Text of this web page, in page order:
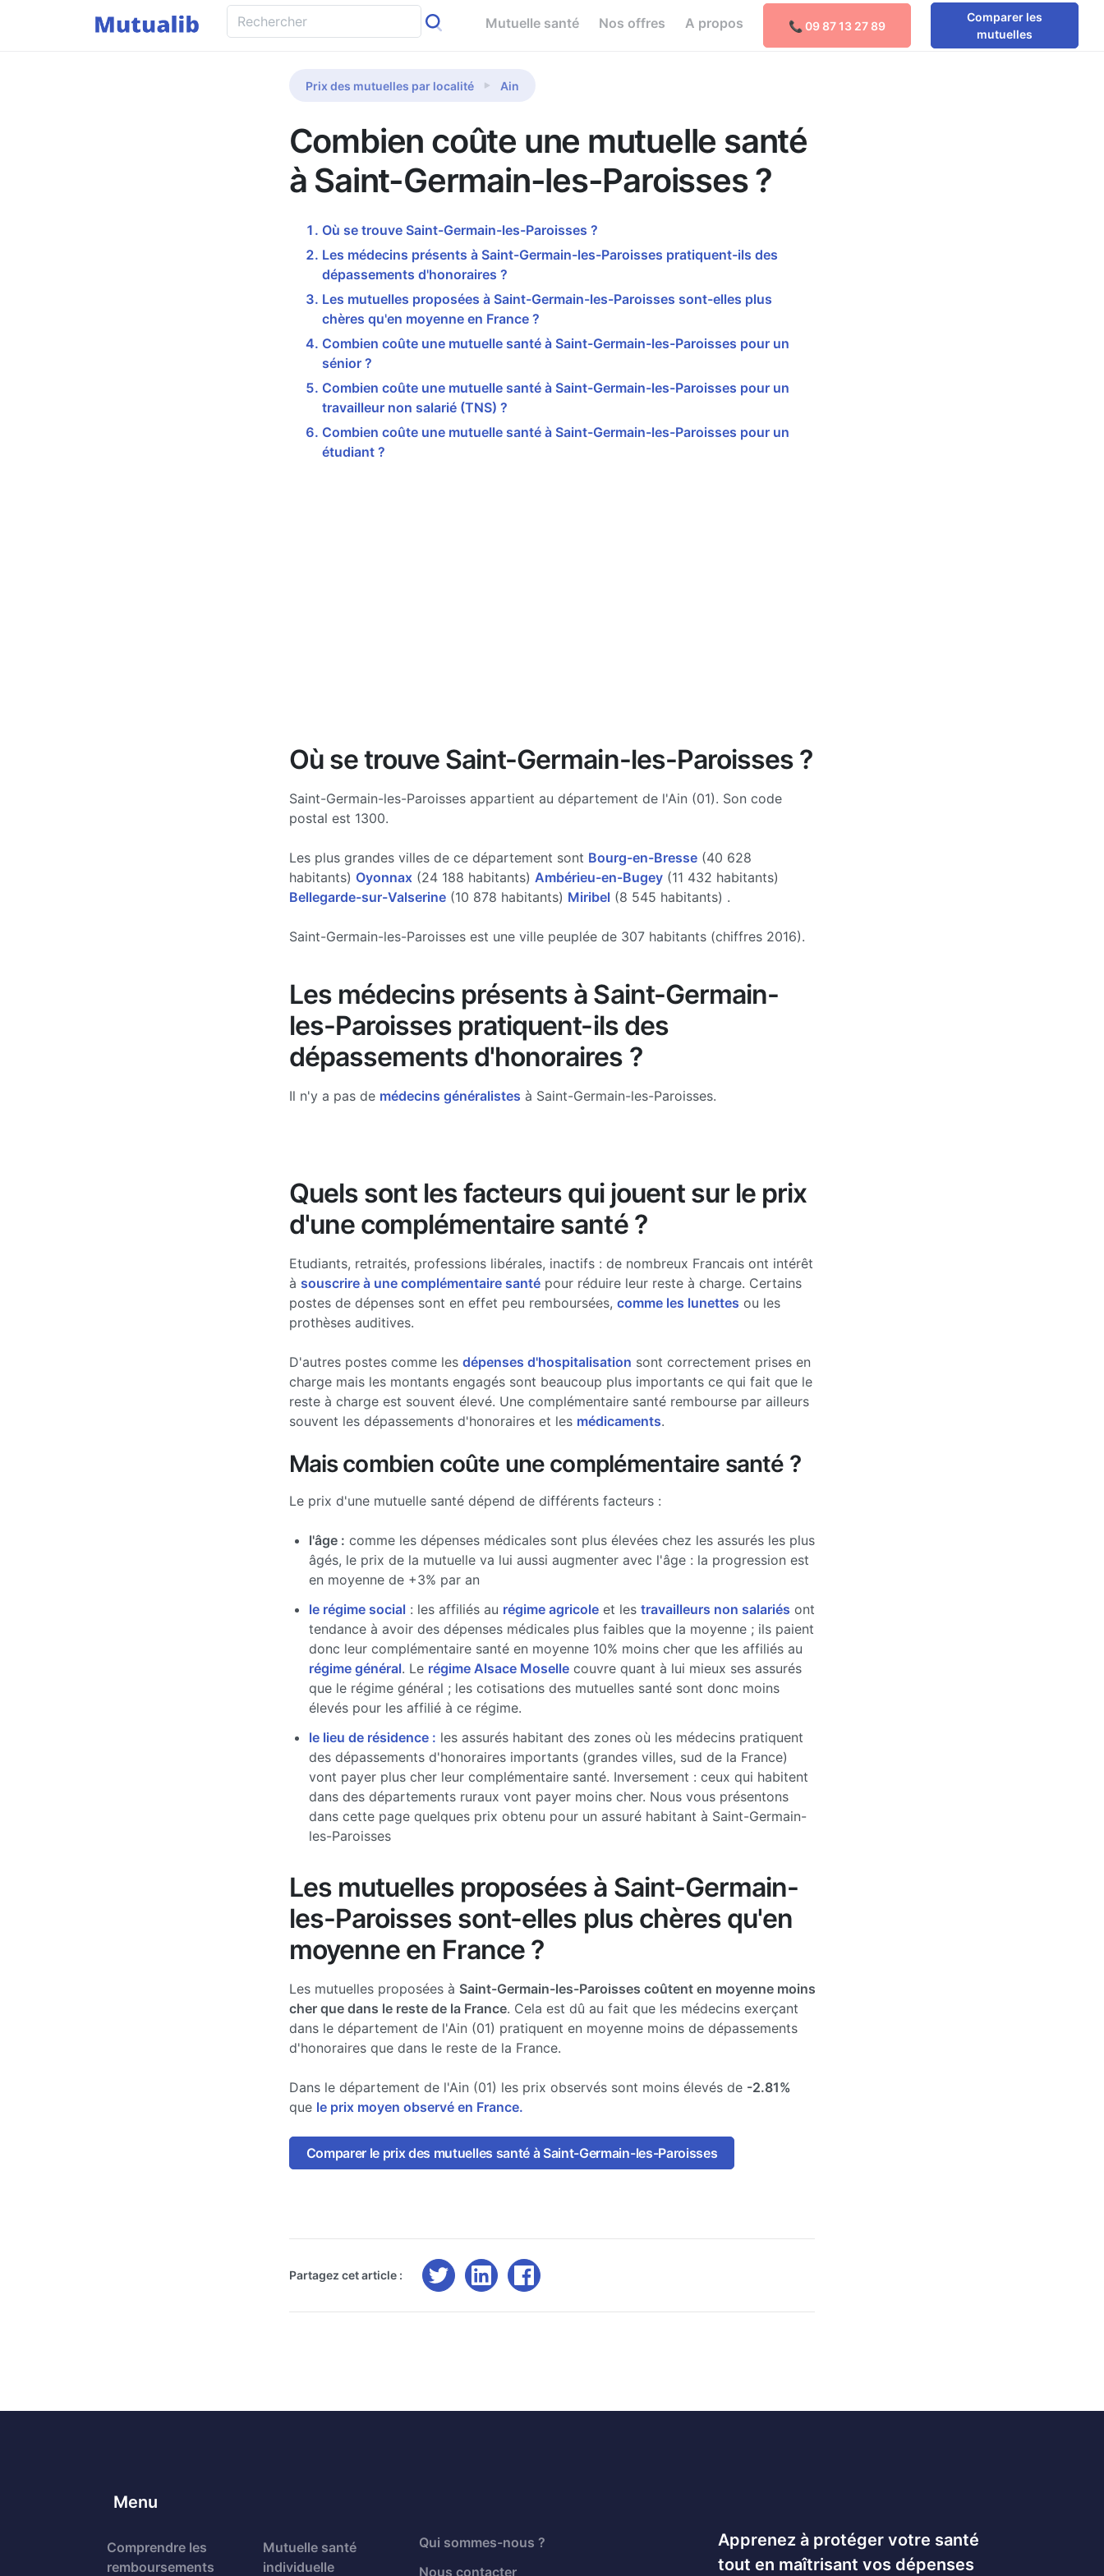
Mutuelle santé Nos offres A propos 📞 09 87 13 27 89
Comparer les
mutuelles
Comparer les mutuelles
Prix des mutuelles par localité Ain
Combien coûte une mutuelle santé
à Saint-Germain-les-Paroisses ?
Où se trouve Saint-Germain-les-Paroisses ?
Les médecins présents à Saint-Germain-les-Paroisses pratiquent-ils des
dépassements d'honoraires ?
Les mutuelles proposées à Saint-Germain-les-Paroisses sont-elles plus
chères qu'en moyenne en France ?
Combien coûte une mutuelle santé à Saint-Germain-les-Paroisses pour un
sénior ?
Combien coûte une mutuelle santé à Saint-Germain-les-Paroisses pour un
travailleur non salarié (TNS) ?
Combien coûte une mutuelle santé à Saint-Germain-les-Paroisses pour un
étudiant ?
Où se trouve Saint-Germain-les-Paroisses ?
Saint-Germain-les-Paroisses appartient au département de l'Ain (01). Son code
postal est 1300.
Les plus grandes villes de ce département sont Bourg-en-Bresse(40 628
habitants) Oyonnax(24 188 habitants) Ambérieu-en-Bugey(11 432 habitants)
Bellegarde-sur-Valserine(10 878 habitants) Miribel (8 545 habitants) .
Saint-Germain-les-Paroisses est une ville peuplée de 307 habitants (chiffres 2016).
Les médecins présents à Saint-Germain-
les-Paroisses pratiquent-ils des
dépassements d'honoraires ?
Il n'y a pas de médecins généralistes à Saint-Germain-les-Paroisses.
Quels sont les facteurs qui jouent sur le prix
d'une complémentaire santé ?
Etudiants, retraités, professions libérales, inactifs : de nombreux Francais ont intérêt
à souscrire à une complémentaire santépour réduire leur reste à charge. Certains
postes de dépenses sont en effet peu remboursées, comme les lunettes ou les
prothèses auditives.
D'autres postes comme les dépenses d'hospitalisation sont correctement prises en
charge mais les montants engagés sont beaucoup plus importants ce qui fait que le
reste à charge est souvent élevé. Une complémentaire santé rembourse par ailleurs
souvent les dépassements d'honoraires et les médicaments.
Mais combien coûte une complémentaire santé ?
Le prix d'une mutuelle santé dépend de différents facteurs :
l'âge : comme les dépenses médicales sont plus élevées chez les assurés les plus
âgés, le prix de la mutuelle va lui aussi augmenter avec l'âge : la progression est
en moyenne de +3% par an
le régime social : les affiliés au régime agricoleet les travailleurs non salariés ont
tendance à avoir des dépenses médicales plus faibles que la moyenne ; ils paient
donc leur complémentaire santé en moyenne 10% moins cher que les affiliés au
régime général. Le régime Alsace Mosellecouvre quant à lui mieux ses assurés
que le régime général ; les cotisations des mutuelles santé sont donc moins
élevés pour les affilié à ce régime.
le lieu de résidence : les assurés habitant des zones où les médecins pratiquent
des dépassements d'honoraires importants (grandes villes, sud de la France)
vont payer plus cher leur complémentaire santé. Inversement : ceux qui habitent
dans des départements ruraux vont payer moins cher. Nous vous présentons
dans cette page quelques prix obtenu pour un assuré habitant à Saint-Germain-
les-Paroisses
Les mutuelles proposées à Saint-Germain-
les-Paroisses sont-elles plus chères qu'en
moyenne en France ?
Les mutuelles proposées à Saint-Germain-les-Paroisses coûtent en moyenne moins
cher que dans le reste de la France. Cela est dû au fait que les médecins exerçant
dans le département de l'Ain (01) pratiquent en moyenne moins de dépassements
d'honoraires que dans le reste de la France.
Dans le département de l'Ain (01) les prix observés sont moins élevés de -2.81%
que le prix moyen observé en France.
Comparer le prix des mutuelles santé à Saint-Germain-les-Paroisses
Partagez cet article :
Menu
Comprendre les
remboursements
Mutuelle santé
individuelle
Qui sommes-nous ?
Nous contacter
Apprenez à protéger votre santé
tout en maîtrisant vos dépenses